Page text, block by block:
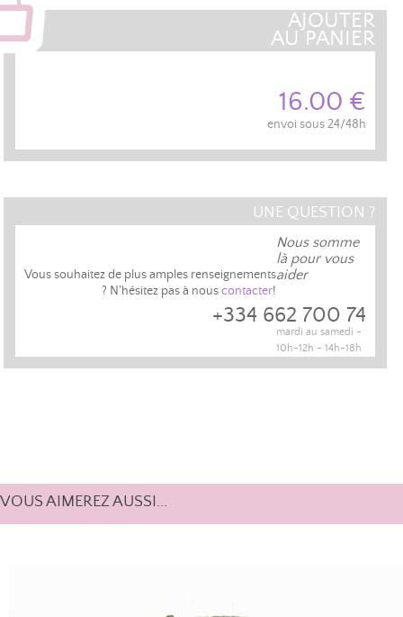
AJOUTER
AU PANIER
16.00 €
envoi sous 24/48h
UNE QUESTION ?
Nous somme
là pour vous
aider
Vous souhaitez de plus amples renseignements
? N'hésitez pas à nouscontacter!
+334 662 700 74
mardi au samedi -
10h-12h - 14h-18h
VOUS AIMEREZ AUSSI...